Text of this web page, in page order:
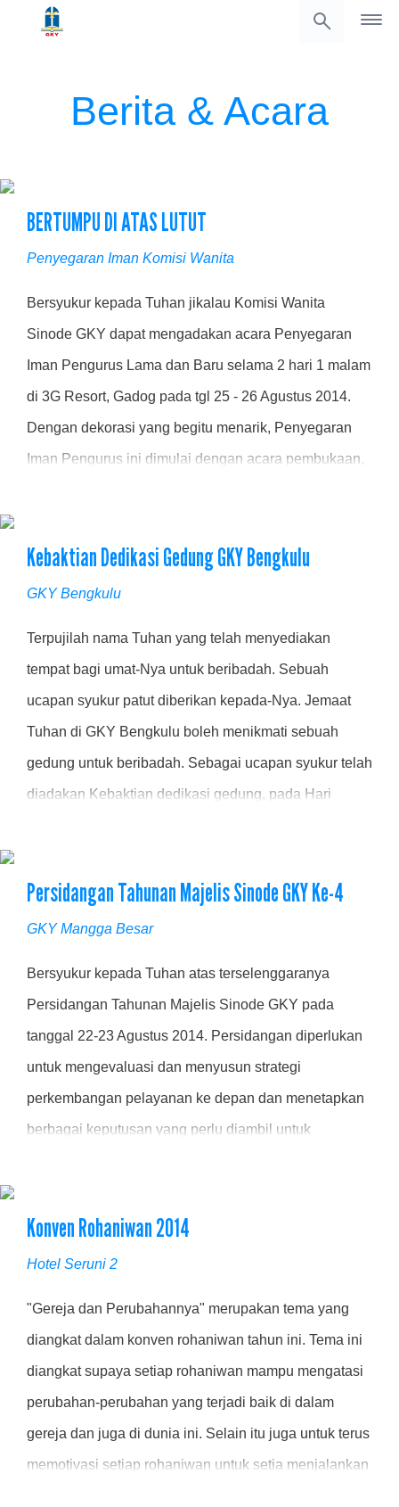
Berita & Acara
BERTUMPU DI ATAS LUTUT
Penyegaran Iman Komisi Wanita
Bersyukur kepada Tuhan jikalau Komisi Wanita
Sinode GKY dapat mengadakan acara Penyegaran
Iman Pengurus Lama dan Baru selama 2 hari 1 malam
di 3G Resort, Gadog pada tgl 25 - 26 Agustus 2014.
Dengan dekorasi yang begitu menarik, Penyegaran
Iman Pengurus ini dimulai dengan acara pembukaan,
acara ini .....
Kebaktian Dedikasi Gedung GKY Bengkulu
GKY Bengkulu
Terpujilah nama Tuhan yang telah menyediakan
tempat bagi umat-Nya untuk beribadah. Sebuah
ucapan syukur patut diberikan kepada-Nya. Jemaat
Tuhan di GKY Bengkulu boleh menikmati sebuah
gedung untuk beribadah. Sebagai ucapan syukur telah
diadakan Kebaktian dedikasi gedung, pada Hari
Perwakilan GKY Kelapa Gading Pdt. Budi Hartono
Persidangan Tahunan Majelis Sinode GKY Ke-4
GKY Mangga Besar
Bersyukur kepada Tuhan atas terselenggaranya
Persidangan Tahunan Majelis Sinode GKY pada
tanggal 22-23 Agustus 2014. Persidangan diperlukan
untuk mengevaluasi dan menyusun strategi
perkembangan pelayanan ke depan dan menetapkan
berbagai keputusan yang perlu diambil untuk
dari Badan Pekerja Majelis Sinode (BPMS) GKY,
Konven Rohaniwan 2014
Hotel Seruni 2
"Gereja dan Perubahannya" merupakan tema yang
diangkat dalam konven rohaniwan tahun ini. Tema ini
diangkat supaya setiap rohaniwan mampu mengatasi
perubahan-perubahan yang terjadi baik di dalam
gereja dan juga di dunia ini. Selain itu juga untuk terus
memotivasi setiap rohaniwan untuk setia menjalankan